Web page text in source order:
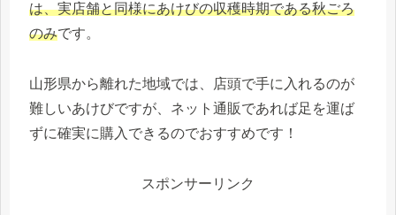
は、実店舗と同様にあけびの収穫時期である秋ごろ
のみです。
山形県から離れた地域では、店頭で手に入れるのが
難しいあけびですが、ネット通販であれば足を運ば
ずに確実に購入できるのでおすすめです！
スポンサーリンク